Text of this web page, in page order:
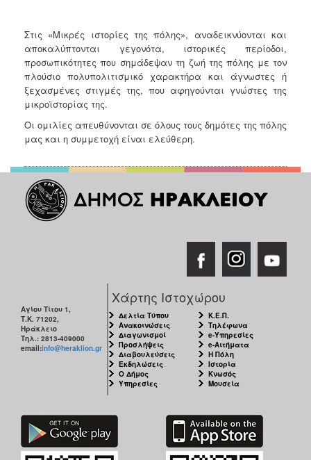
Στις «Μικρές ιστορίες της πόλης», αναδεικνύονται και
αποκαλύπτονται γεγονότα, ιστορικές περίοδοι,
προσωπικότητες που σημάδεψαν τη ζωή της πόλης με τον
πλούσιο πολυπολιτισμικό χαρακτήρα και άγνωστες ή
ξεχασμένες στιγμές της, που αφηγούνται γνώστες της
μικροϊστορίας της.
Οι ομιλίες απευθύνονται σε όλους τους δημότες της πόλης
μας και η συμμετοχή είναι ελεύθερη.
Αγίου Τίτου 1,
Τ.Κ. 71202,
Ηράκλειο
Τηλ.: 2813-409000
email:info@heraklion.gr
Χάρτης Ιστοχώρου
Δελτία Τύπου
Ανακοινώσεις
Διαγωνισμοί
Προσλήψεις
Διαβουλεύσεις
Εκδηλώσεις
Ο Δήμος
Υπηρεσίες
Κ.Ε.Π.
Τηλέφωνα
e-Υπηρεσίες
e-Αιτήματα
Η Πόλη
Ιστορία
Κνωσός
Μουσεία